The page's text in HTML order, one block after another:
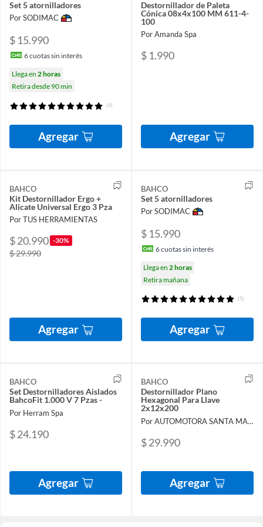
Set 5 atornilladores
Por SODIMAC
$ 15.990
6cuotas sin interés
Llega en 2 horas
Retira desde 90 min
(6)
Agregar
Destornillador de Paleta
Cónica 08x4x100 MM 611-4-
100
Por Amanda Spa
$ 1.990
Agregar
BAHCO
Kit Destornillador Ergo +
Alicate Universal Ergo 3 Pza
Por TUS HERRAMIENTAS
$ 20.990 -30%
$ 29.990
Agregar
BAHCO
Set 5 atornilladores
Por SODIMAC
$ 15.990
6cuotas sin interés
Llega en 2 horas
Retira mañana
(5)
Agregar
BAHCO
Set Destornilladores Aislados
BahcoFit 1.000 V 7 Pzas -
Por Herram Spa
$ 24.190
Agregar
BAHCO
Destornillador Plano
Hexagonal Para Llave
2x12x200
Por AUTOMOTORA SANTA MARIA
$ 29.990
Agregar